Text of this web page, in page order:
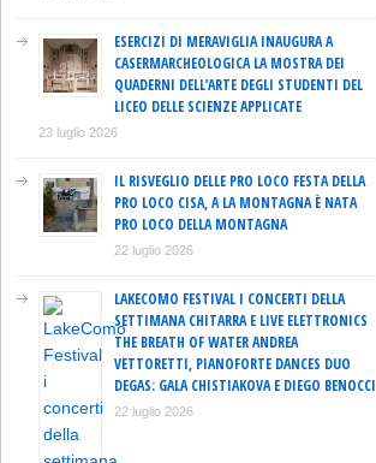
ESERCIZI DI MERAVIGLIA INAUGURA A
CASERMARCHEOLOGICA LA MOSTRA DEI
QUADERNI DELL’ARTE DEGLI STUDENTI DEL
LICEO DELLE SCIENZE APPLICATE
23 luglio 2026
IL RISVEGLIO DELLE PRO LOCO FESTA DELLA
PRO LOCO CISA, A LA MONTAGNA È NATA
PRO LOCO DELLA MONTAGNA
22 luglio 2026
LAKECOMO FESTIVAL I CONCERTI DELLA
SETTIMANA CHITARRA E LIVE ELETTRONICS
THE BREATH OF WATER ANDREA
VETTORETTI, PIANOFORTE DANCES DUO
DEGAS: GALA CHISTIAKOVA E DIEGO BENOCCI
22 luglio 2026